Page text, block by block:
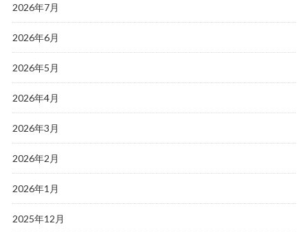
2026年7月
2026年6月
2026年5月
2026年4月
2026年3月
2026年2月
2026年1月
2025年12月